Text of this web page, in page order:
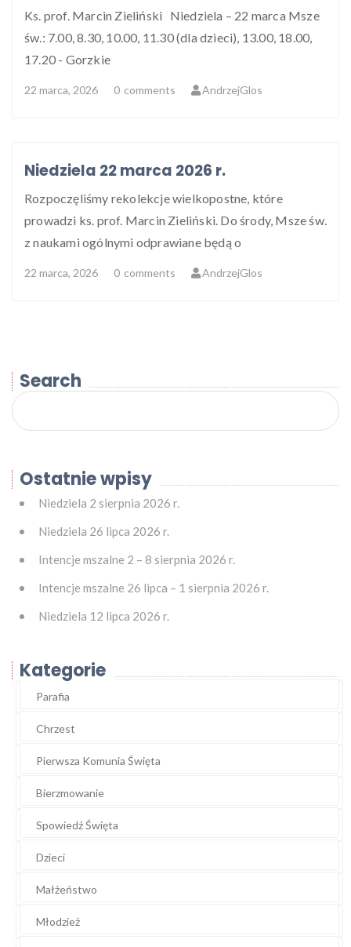
Ks. prof. Marcin Zieliński Niedziela – 22 marca Msze
św.: 7.00, 8.30, 10.00, 11.30 (dla dzieci), 13.00, 18.00,
17.20 - Gorzkie
22 marca, 2026 0 comments AndrzejGlos
Niedziela 22 marca 2026 r.
Rozpoczęliśmy rekolekcje wielkopostne, które
prowadzi ks. prof. Marcin Zieliński. Do środy, Msze św.
z naukami ogólnymi odprawiane będą o
22 marca, 2026 0 comments AndrzejGlos
Search
Ostatnie wpisy
Niedziela 2 sierpnia 2026 r.
Niedziela 26 lipca 2026 r.
Intencje mszalne 2 – 8 sierpnia 2026 r.
Intencje mszalne 26 lipca – 1 sierpnia 2026 r.
Niedziela 12 lipca 2026 r.
Kategorie
Parafia
Chrzest
Pierwsza Komunia Święta
Bierzmowanie
Spowiedź Święta
Dzieci
Małżeństwo
Młodzież